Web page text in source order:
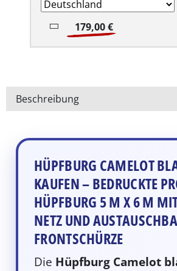
179,00 €
Beschreibung
HÜPFBURG CAMELOT
AUFEN – BEDRUCKTE
ÜPFBURG 5 M X 6 M MIT
ETZ UND
RONTSCHÜRZE
Die Hüpfburg Camelot